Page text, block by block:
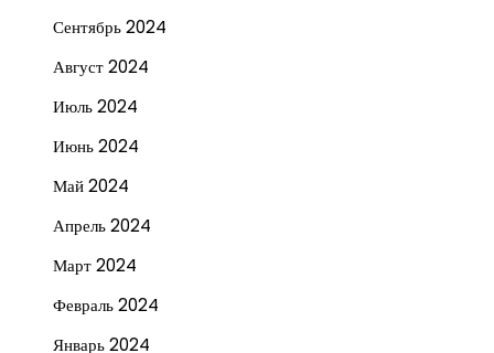
Сентябрь 2024
Август 2024
Июль 2024
Июнь 2024
Май 2024
Апрель 2024
Март 2024
Февраль 2024
Январь 2024